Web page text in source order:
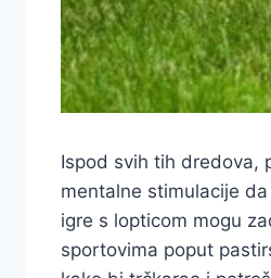
Ispod svih tih dredova,
mentalne stimulacije
igre s lopticom mogu
sportovima poput